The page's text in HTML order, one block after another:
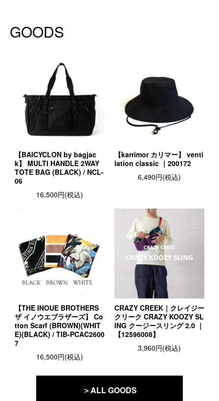
GOODS
【BAICYCLON by bagjac
k】 MULTI HANDLE 2WAY
TOTE BAG (BLACK) / NCL-
06
16,500円(税込)
【karrimor カリマー】 venti
lation classic ｜200172
6,490円(税込)
【THE INOUE BROTHERS
ザ イノウエブラザーズ】 Co
tton Scarf (BROWN)(WHIT
E)(BLACK) / TIB-PCAC2600
7
16,500円(税込)
CRAZY CREEK｜クレイジー
クリーク CRAZY KOOZY SL
ING クージースリング 2.0 ｜
【12596008】
3,960円(税込)
＞ALL GOODS